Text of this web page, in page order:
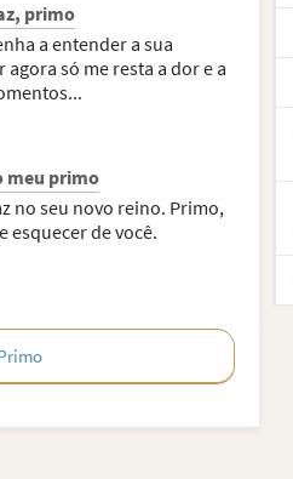
primo
a entender a sua
só me resta a dor e a
meu primo
no seu novo reino. Primo,
esquecer de você.